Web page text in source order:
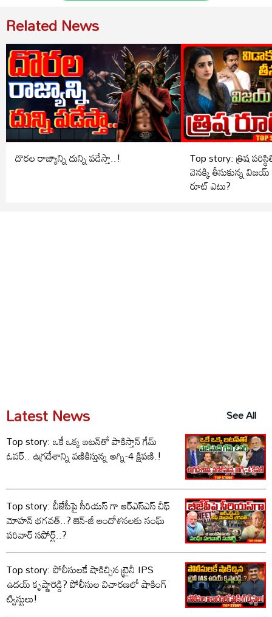
Related News
దొరల రాజ్యాన్ని దున్ని పడేస్తా..! Top story: త్రిష పరిస్థితి
వెనక్కి తీసుకున్న
రూట్ ఎటు?
Latest News
See All
Top story: ఒకే ఒక్క బటన్‌తో పాకిస్తాన్ గేమ్
ఓవర్.. ఉగ్రదేశాన్ని వణికిస్తున్న అగ్ని-4 క్షిపణి.!
Top story: బీజేపీపై సీరియస్ గా ఆర్‌ఎస్‌ఎస్ చీఫ్
మోహన్ భగవత్..? జెన్-జీ ఆందోళనలకు సంఘ్
పరివార్ సపోర్ట్..?
Top story: పోలీసులకే షాకిచ్చిన ట్రైనీ IPS
ఉదయ్ కృష్ణారెడ్డి? పోలీసుల విచారణలో షాకింగ్
ట్విస్టులు!